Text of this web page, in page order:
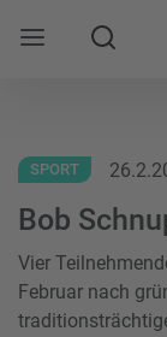
Mobile Suche
SPORT
Bob
Vier
Februar nach